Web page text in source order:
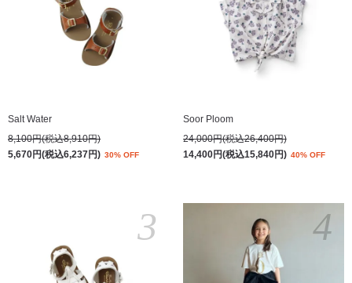
Salt Water
8,100円(税込8,910円)
5,670円(税込6,237円) 30% OFF
Soor Ploom
24,000円(税込26,400円)
14,400円(税込15,840円) 40% OFF
3 4